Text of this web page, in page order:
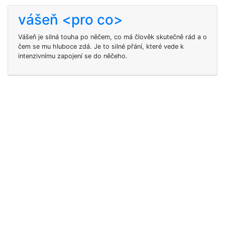
vášeň <pro co>
Vášeň je silná touha po něčem, co má člověk skutečně rád a o
čem se mu hluboce zdá. Je to silné přání, které vede k
intenzivnímu zapojení se do něčeho.